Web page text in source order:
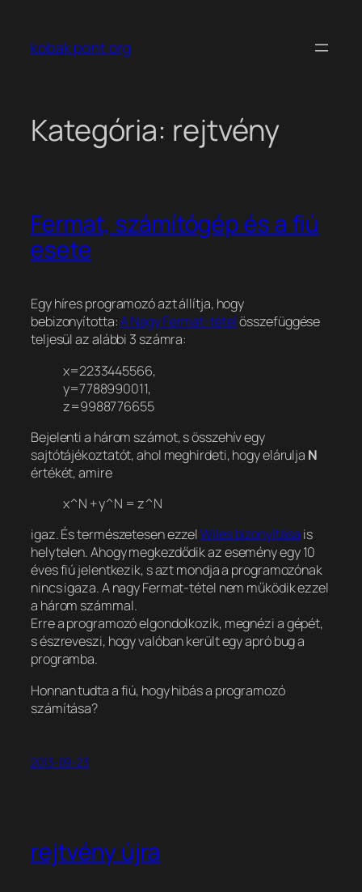
tartalomhoz
kobak pont org
Kategória: rejtvény
Fermat, számítógép és a fiú
esete
Egy híres programozó azt állítja, hogy
bebizonyította:A Nagy Fermat-tételösszefüggése
teljesül az alábbi 3 számra:
x=2233445566,
y=7788990011,
z=9988776655
Bejelenti a három számot, s összehív egy
sajtótájékoztatót, ahol meghirdeti, hogy elárulja N
értékét, amire
x^N + y^N = z^N
igaz. És természetesen ezzelWiles bizonyításais
helytelen. Ahogy megkezdődik az esemény egy 10
éves fiú jelentkezik, s azt mondja a programozónak
nincs igaza. A nagy Fermat-tétel nem működik ezzel
a három számmal.
Erre a programozó elgondolkozik, megnézi a gépét,
s észreveszi, hogy valóban került egy apró bug a
programba.
Honnan tudta a fiú, hogy hibás a programozó
számítása?
2013-09-23
rejtvény újra